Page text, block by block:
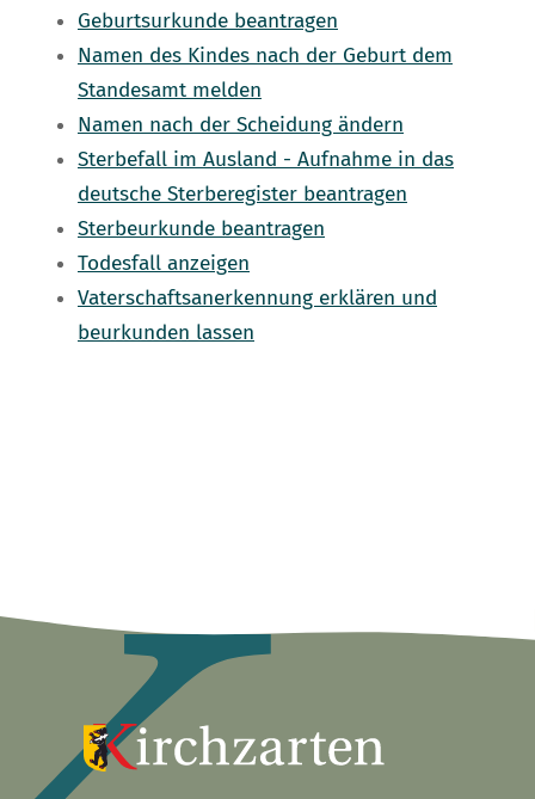
Geburtsurkunde beantragen
Namen des Kindes nach der Geburt dem
Standesamt melden
Namen nach der Scheidung ändern
Sterbefall im Ausland - Aufnahme in das
deutsche Sterberegister beantragen
Sterbeurkunde beantragen
Todesfall anzeigen
Vaterschaftsanerkennung erklären und
beurkunden lassen